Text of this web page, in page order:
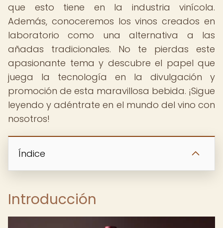
que esto tiene en la industria vinícola.
Además, conoceremos los vinos creados en
laboratorio como una alternativa a las
añadas tradicionales. No te pierdas este
apasionante tema y descubre el papel que
juega la tecnología en la divulgación y
promoción de esta maravillosa bebida. ¡Sigue
leyendo y adéntrate en el mundo del vino con
nosotros!
Índice
Introducción